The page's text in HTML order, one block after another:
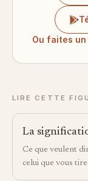
Ou faites
LIRE CETTE
La
Ce que veulent
celui que vous